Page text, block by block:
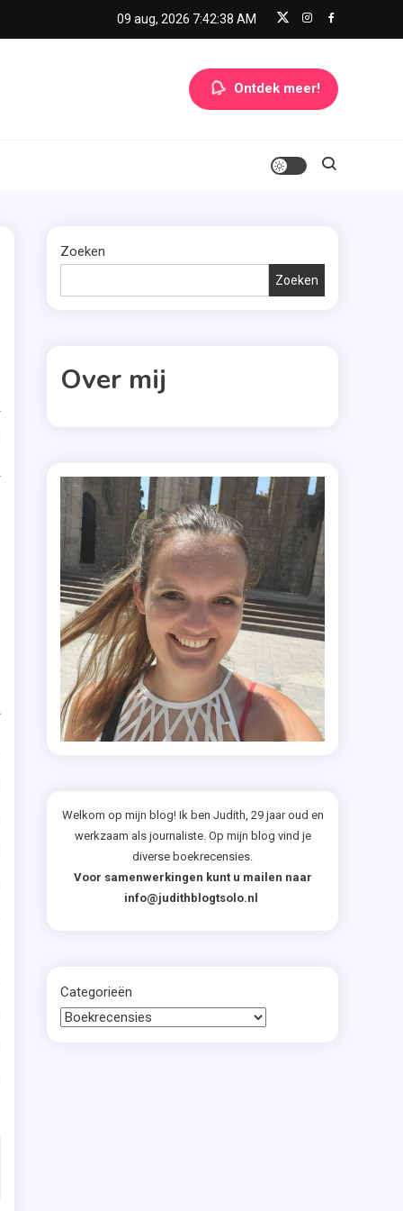
09 aug, 2026 7:42:39 AM
Ontdek meer!
Zoeken
Zoeken
Over mij
Welkom op mijn blog! Ik ben Judith, 29 jaar oud en
werkzaam als journaliste. Op mijn blog vind je
diverse boekrecensies.
Voor samenwerkingen kunt u mailen naar
info@judithblogtsolo.nl
Categorieën